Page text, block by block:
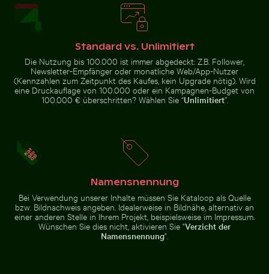
Blühende
Kirschblüten
auf dem
in Berlin
Leuchtende rosa Lilien vor sanftem
Hintergrund
Buddha-Statuen im Wat Yai Chai Mongkol Tempel
Buddha-Statuen im Wat Yai Chai
Sonnenuntergang über
Sonnenuntergang über
Leuchtend Rosa Oleanderblüten in Natürlicher
Leuchtend Rosa
Oleanderblüten in
Natürlicher
Ruhiger Strand mit Treibholz und
Ruhiger Strand mit Treibholz und Meeresblick
Weg umgeben von blühenden Oleander bei den
Standard vs. Unlimitiert
Die Nutzung bis 100.000 ist immer abgedeckt: Z.B. Follower,
Newsletter-Empfänger oder monatliche Web/App-Nutzer
(Kennzahlen zum Zeitpunkt des Kaufes, kein Upgrade nötig). Wird
eine Druckauflage von 100.000 oder ein Kampagnen-Budget von
100.000 € überschritten? Wählen Sie “Unlimitiert”.
Namensnennung
Bei Verwendung unserer Inhalte müssen Sie Kataloop als Quelle
bzw. Bildnachweis angeben. Idealerweise in Bildnähe, alternativ an
einer anderen Stelle in Ihrem Projekt, beispielsweise im Impressum.
Wünschen Sie dies nicht, aktivieren Sie "Verzicht der
Namensnennung".